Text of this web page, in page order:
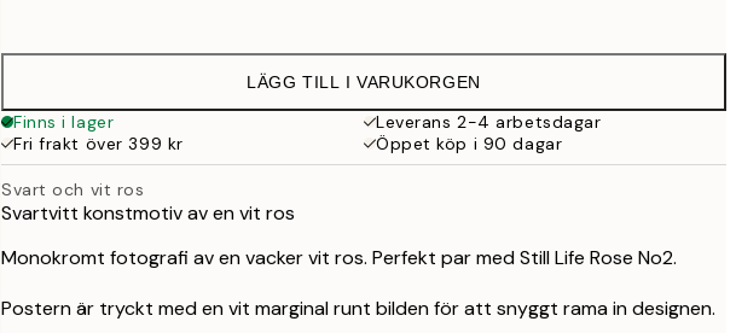
LÄGG TILL I VARUKORGEN
Finns i lager
Leverans 2-4 arbetsdagar
Fri frakt över 399 kr
Öppet köp i 90 dagar
Svart och vit ros
Svartvitt konstmotiv av en vit ros
Monokromt fotografi av en vacker vit ros. Perfekt par med Still Life Rose No2.
Postern är tryckt med en vit marginal runt bilden för att snyggt rama in designen.